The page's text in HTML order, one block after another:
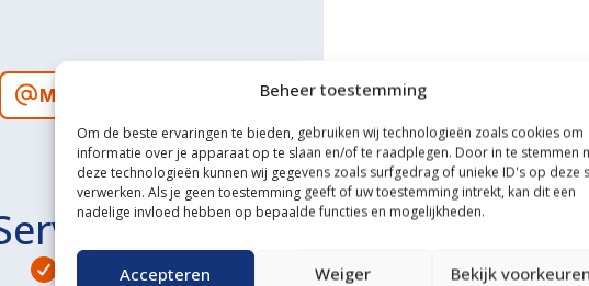
Beheer toestemming
Om de beste ervaringen te bieden, gebruiken wij technologieën zoals cookies om
informatie over je apparaat op te slaan en/of te raadplegen. Door in te stemmen
deze technologieën kunnen wij gegevens zoals surfgedrag of unieke ID's op deze
verwerken. Als je geen toestemming geeft of uw toestemming intrekt, kan dit een
nadelige invloed hebben op bepaalde functies en mogelijkheden.
Accepteren Weiger Bekijk
MAIL ONS
Eigen transportservice